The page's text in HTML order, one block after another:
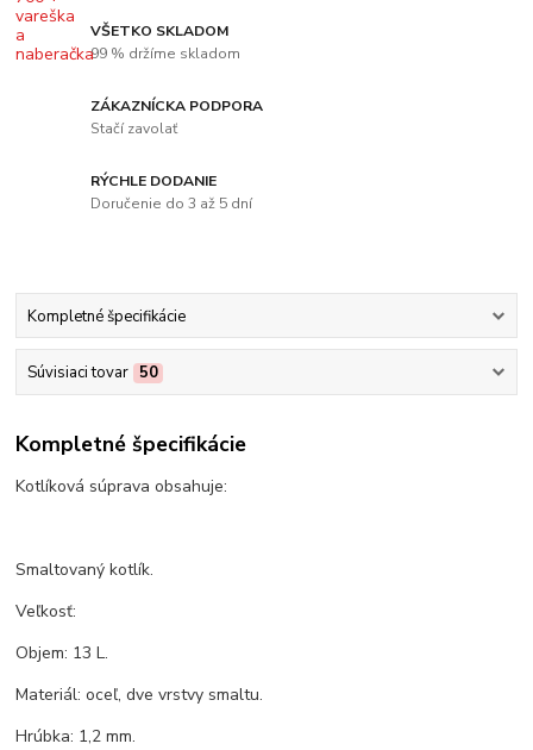
VŠETKO SKLADOM
99 % držíme skladom
ZÁKAZNÍCKA PODPORA
Stačí zavolať
RÝCHLE DODANIE
Doručenie do 3 až 5 dní
Kompletné špecifikácie
Súvisiaci tovar 50
Kompletné špecifikácie
Kotlíková súprava obsahuje:
Smaltovaný kotlík.
Veľkosť:
Objem: 13 L.
Materiál: oceľ, dve vrstvy smaltu.
Hrúbka: 1,2 mm.